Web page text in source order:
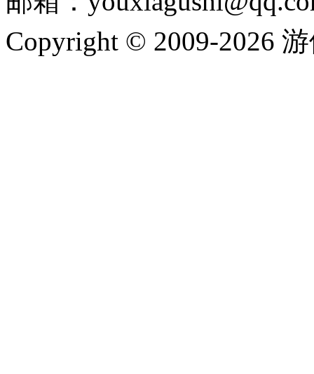
Copyright © 2009-2026